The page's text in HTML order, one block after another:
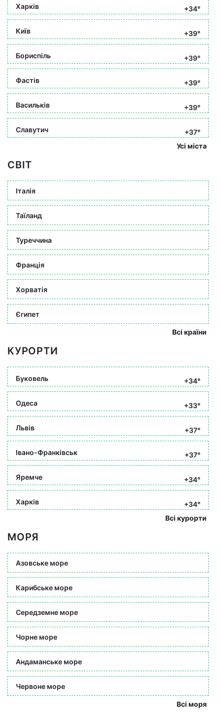
Харків +34°
Київ +39°
Бориспіль +39°
Фастів +39°
Васильків +39°
Славутич
+37°
Усі міста
СВІТ
Італія
Таїланд
Туреччина
Франція
Хорватія
Єгипет
Всі країни
КУРОРТИ
Буковель +34°
Одеса +33°
Львів +37°
Івано-Франківськ +37°
Яремче +34°
Харків
+34°
Всі курорти
МОРЯ
Азовське море
Карибське море
Середземне море
Чорне море
Андаманське море
Червоне море
Всі моря